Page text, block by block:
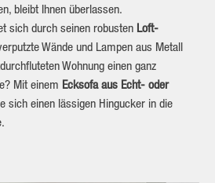
bleibt Ihnen überlassen.
sich durch seinen robusten Loft-
Wände und Lampen aus Metall
Wohnung einen ganz
Mit einem Ecksofa aus Echt- oder
sich einen lässigen Hingucker in die